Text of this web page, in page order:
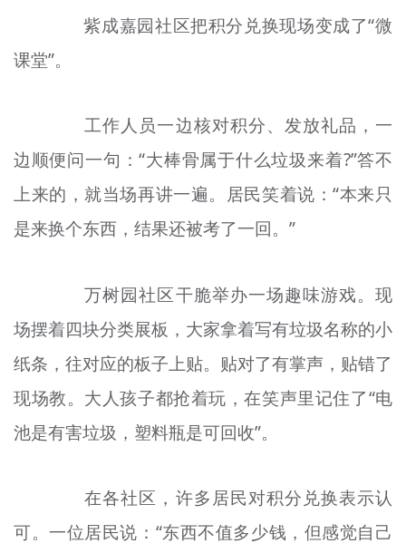
紫成嘉园社区把积分兑换现场变成了“微
课堂”。
工作人员一边核对积分、发放礼品，一
边顺便问一句：“大棒骨属于什么垃圾来着?”答不
上来的，就当场再讲一遍。居民笑着说：“本来只
是来换个东西，结果还被考了一回。”
万树园社区干脆举办一场趣味游戏。现
场摆着四块分类展板，大家拿着写有垃圾名称的小
纸条，往对应的板子上贴。 贴对了有掌声，贴错了
现场教。大人孩子都抢着玩，在笑声里记住了“电
池是有害垃圾，塑料瓶是可回收”。
在各社区，许多居民对积分兑换表示认
可。一位居民说：“东西不值多少钱，但感觉自己